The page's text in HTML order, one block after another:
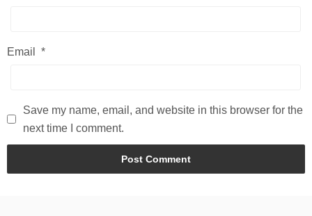
Email *
Save my name, email, and website in this browser for the
next time I comment.